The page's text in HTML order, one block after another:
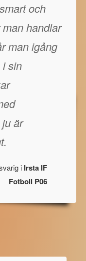
och
handlar
man igång
i sin
är
i Irsta IF
Fotboll P06